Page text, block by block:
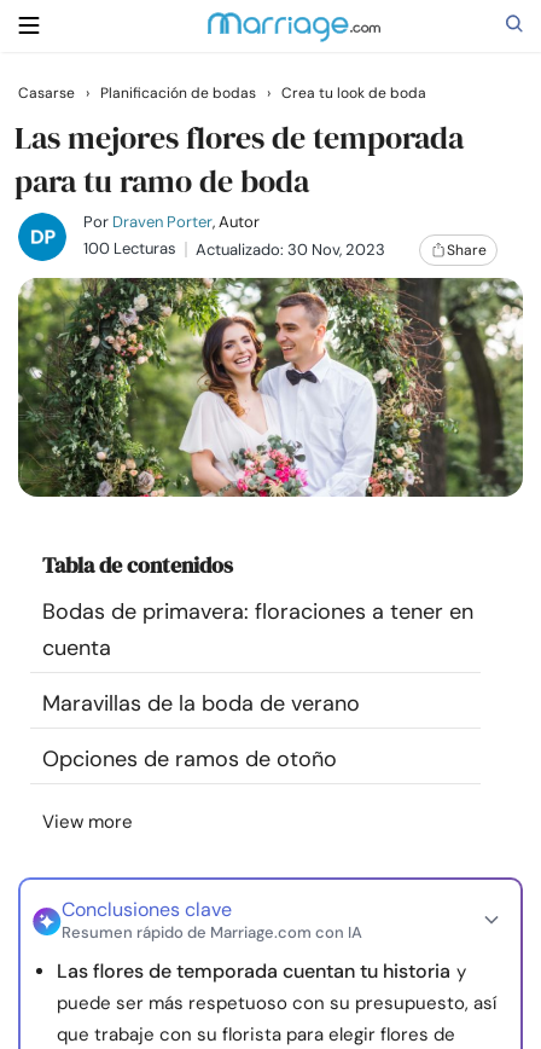
Buscar
Casarse
Relaciones
Familia
Ayuda
Cursos
Recursos
Comunidad
Encuentra un terapeuta
Idioma
nosotros
© Copyright 2026. Todos los derechos reservados.
Casarse › Planificación de bodas › Crea tu look de boda
Las mejores flores de temporada
para tu ramo de boda
Por Draven Porter, Autor
100 Lecturas
Actualizado: 30 Nov, 2023 Share
Tabla de contenidos
Bodas de primavera: floraciones a tener en
cuenta
Maravillas de la boda de verano
Opciones de ramos de otoño
View more
Conclusiones clave
Resumen rápido de Marriage.com con IA
Las flores de temporada cuentan tu historia y
puede ser más respetuoso con su presupuesto, así
que trabaje con su florista para elegir flores de